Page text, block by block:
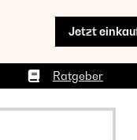
Jetzt
Ratgeber